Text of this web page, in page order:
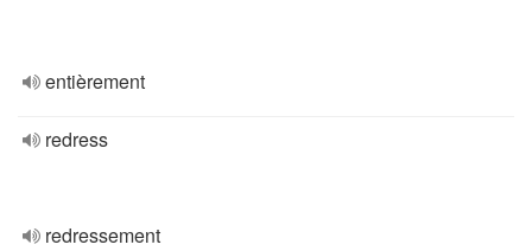
entièrement
redress
redressement